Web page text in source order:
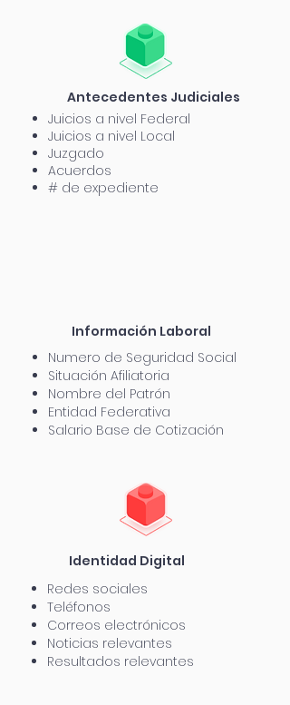
Antecedentes Judiciales
Juicios a nivel Federal
Juicios a nivel Local
Juzgado
Acuerdos
# de expediente
Información Laboral
Numero de Seguridad Social
Situación Afiliatoria
Nombre del Patrón
Entidad Federativa
Salario Base de Cotización
Identidad Digital
Redes sociales
Teléfonos
Correos electrónicos
Noticias relevantes
Resultados relevantes